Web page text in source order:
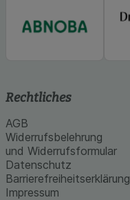
Rechtliches
AGB
Widerrufsbelehrung
und Widerrufsformular
Datenschutz
Barrierefreiheitserklärung
Impressum